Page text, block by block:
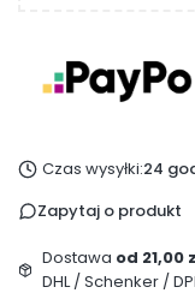
Czas wysyłki:24
Zapytaj o produkt
Dostawa od 21,00
DHL / Schenker /